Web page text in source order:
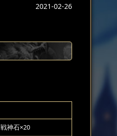
2021-02-26
神石×20